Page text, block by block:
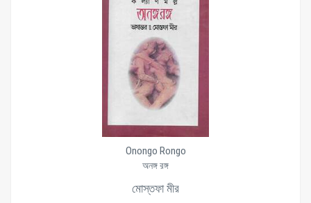
Onongo Rongo
অনঙ্গ রঙ্গ
মোস্তফা মীর